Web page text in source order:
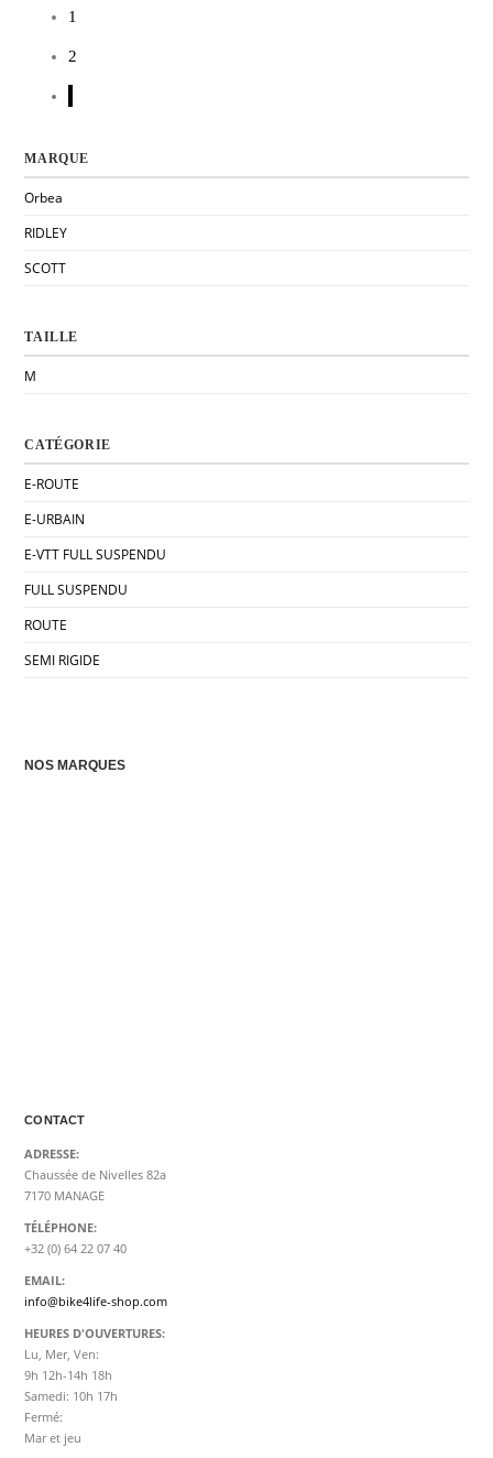
1
2
MARQUE
Orbea
RIDLEY
SCOTT
TAILLE
M
CATÉGORIE
E-ROUTE
E-URBAIN
E-VTT FULL SUSPENDU
FULL SUSPENDU
ROUTE
SEMI RIGIDE
NOS MARQUES
CONTACT
ADRESSE:
Chaussée de Nivelles 82a
7170 MANAGE
TÉLÉPHONE:
+32 (0) 64 22 07 40
EMAIL:
info@bike4life-shop.com
HEURES D'OUVERTURES:
Lu, Mer, Ven:
9h 12h-14h 18h
Samedi: 10h 17h
Fermé:
Mar et jeu